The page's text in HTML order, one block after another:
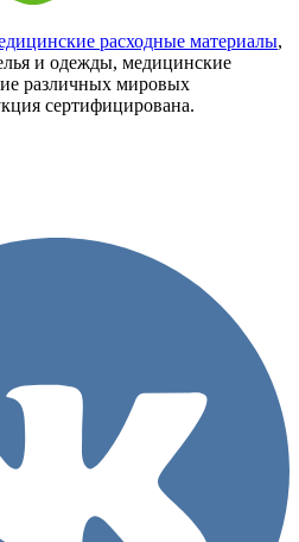
расходные материалы,
и одежды, медицинские
различных мировых
сертифицирована.